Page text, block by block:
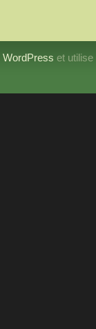
WordPress et